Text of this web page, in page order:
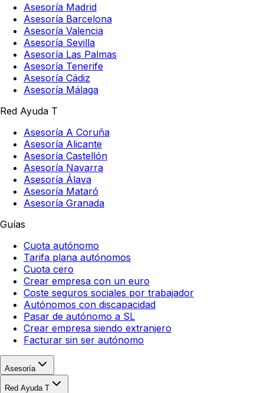
Asesoría Madrid
Asesoría Barcelona
Asesoría Valencia
Asesoría Sevilla
Asesoría Las Palmas
Asesoría Tenerife
Asesoría Cádiz
Asesoría Málaga
Red Ayuda T
Asesoría A Coruña
Asesoría Alicante
Asesoría Castellón
Asesoría Navarra
Asesoría Álava
Asesoría Mataró
Asesoría Granada
Guías
Cuota autónomo
Tarifa plana autónomos
Cuota cero
Crear empresa con un euro
Coste seguros sociales por trabajador
Autónomos con discapacidad
Pasar de autónomo a SL
Crear empresa siendo extranjero
Facturar sin ser autónomo
Asesoría
Red Ayuda T